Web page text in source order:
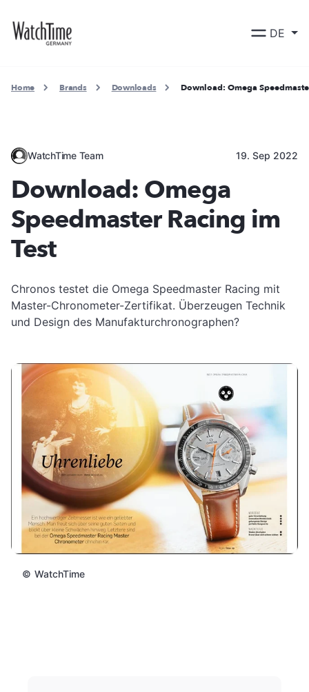
DE
Home Brands Downloads Download: Omega
WatchTime Team 19. Sep 2022
Download: Omega
Speedmaster Racing im
Test
Chronos testet die Omega Speedmaster Racing mit
Master-Chronometer-Zertifikat. Überzeugen Technik
und Design des Manufakturchronographen?
© WatchTime